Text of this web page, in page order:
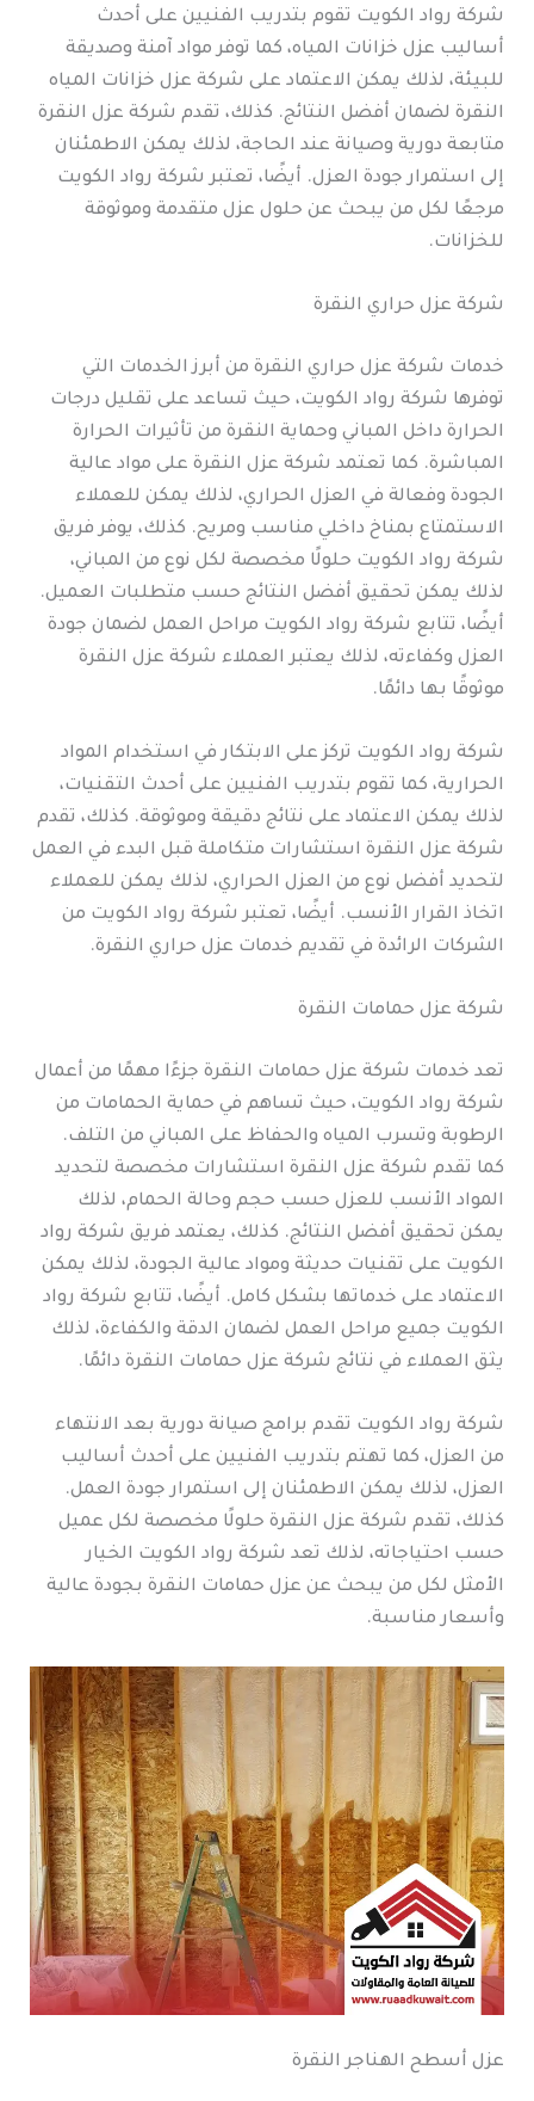
شركة رواد الكويت تقوم بتدريب الفنيين على أحدث
أساليب عزل خزانات المياه، كما توفر مواد آمنة وصديقة
للبيئة، لذلك يمكن الاعتماد على شركة عزل خزانات المياه
النقرة لضمان أفضل النتائج. كذلك، تقدم شركة عزل النقرة
متابعة دورية وصيانة عند الحاجة، لذلك يمكن الاطمئنان
إلى استمرار جودة العزل. أيضًا، تعتبر شركة رواد الكويت
مرجعًا لكل من يبحث عن حلول عزل متقدمة وموثوقة
للخزانات.
شركة عزل حراري النقرة
خدمات شركة عزل حراري النقرة من أبرز الخدمات التي
توفرها شركة رواد الكويت، حيث تساعد على تقليل درجات
الحرارة داخل المباني وحماية النقرة من تأثيرات الحرارة
المباشرة. كما تعتمد شركة عزل النقرة على مواد عالية
الجودة وفعالة في العزل الحراري، لذلك يمكن للعملاء
الاستمتاع بمناخ داخلي مناسب ومريح. كذلك، يوفر فريق
شركة رواد الكويت حلولًا مخصصة لكل نوع من المباني،
لذلك يمكن تحقيق أفضل النتائج حسب متطلبات العميل.
أيضًا، تتابع شركة رواد الكويت مراحل العمل لضمان جودة
العزل وكفاءته، لذلك يعتبر العملاء شركة عزل النقرة
موثوقًا بها دائمًا.
شركة رواد الكويت تركز على الابتكار في استخدام المواد
الحرارية، كما تقوم بتدريب الفنيين على أحدث التقنيات،
لذلك يمكن الاعتماد على نتائج دقيقة وموثوقة. كذلك، تقدم
شركة عزل النقرة استشارات متكاملة قبل البدء في العمل
لتحديد أفضل نوع من العزل الحراري، لذلك يمكن للعملاء
اتخاذ القرار الأنسب. أيضًا، تعتبر شركة رواد الكويت من
الشركات الرائدة في تقديم خدمات عزل حراري النقرة.
شركة عزل حمامات النقرة
تعد خدمات شركة عزل حمامات النقرة جزءًا مهمًا من أعمال
شركة رواد الكويت، حيث تساهم في حماية الحمامات من
الرطوبة وتسرب المياه والحفاظ على المباني من التلف.
كما تقدم شركة عزل النقرة استشارات مخصصة لتحديد
المواد الأنسب للعزل حسب حجم وحالة الحمام، لذلك
يمكن تحقيق أفضل النتائج. كذلك، يعتمد فريق شركة رواد
الكويت على تقنيات حديثة ومواد عالية الجودة، لذلك يمكن
الاعتماد على خدماتها بشكل كامل. أيضًا، تتابع شركة رواد
الكويت جميع مراحل العمل لضمان الدقة والكفاءة، لذلك
يثق العملاء في نتائج شركة عزل حمامات النقرة دائمًا.
شركة رواد الكويت تقدم برامج صيانة دورية بعد الانتهاء
من العزل، كما تهتم بتدريب الفنيين على أحدث أساليب
العزل، لذلك يمكن الاطمئنان إلى استمرار جودة العمل.
كذلك، تقدم شركة عزل النقرة حلولًا مخصصة لكل عميل
حسب احتياجاته، لذلك تعد شركة رواد الكويت الخيار
الأمثل لكل من يبحث عن عزل حمامات النقرة بجودة عالية
وأسعار مناسبة.
عزل أسطح الهناجر النقرة